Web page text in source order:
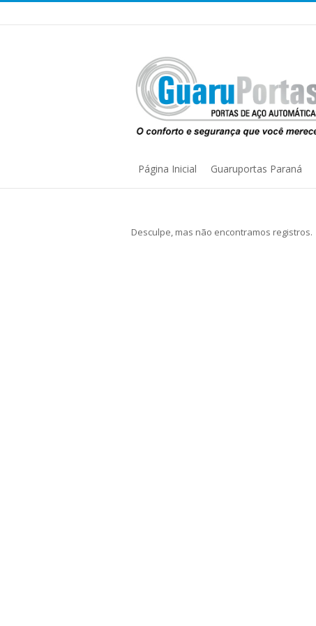
Página Inicial Guaruportas Paraná
Desculpe, mas não encontramos registros.